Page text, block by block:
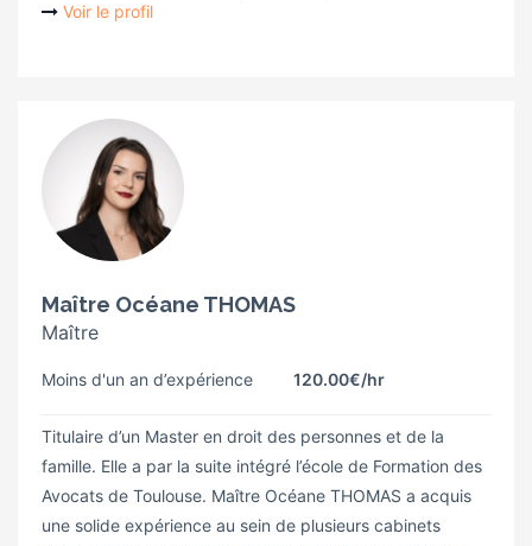
Voir le profil
Maître Océane THOMAS
Maître
Moins d'un an d’expérience 120.00€/hr
Titulaire d’un Master en droit des personnes et de la
famille. Elle a par la suite intégré l’école de Formation des
Avocats de Toulouse. ​Maître Océane THOMAS a acquis
une solide expérience au sein de plusieurs cabinets